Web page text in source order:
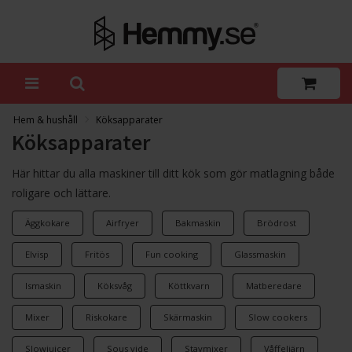
Hem & hushåll Köksapparater
Köksapparater
Här hittar du alla maskiner till ditt kök som gör matlagning både
roligare och lättare.
Äggkokare Airfryer Bakmaskin Brödrost
Elvisp Fritös Fun cooking Glassmaskin
Ismaskin Köksvåg Köttkvarn Matberedare
Mixer Riskokare Skärmaskin Slow cookers
Slowjuicer Sous vide Stavmixer Våffeljärn